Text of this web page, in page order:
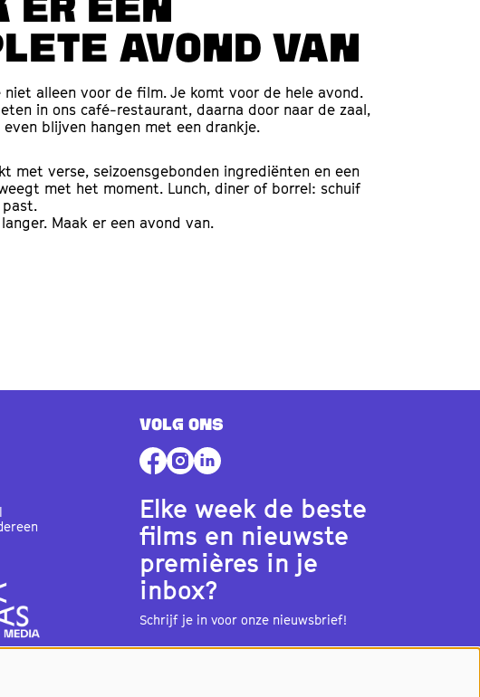
er een
avond van
niet alleen voor de film. Je komt voor de hele avond.
in ons café-restaurant, daarna door naar de zaal,
blijven hangen met een drankje.
met verse, seizoensgebonden ingrediënten en een
met het moment. Lunch, diner of borrel: schuif
past.
Maak er een avond van.
VOLG ONS
Elke week de beste
films en nieuwste
premières in je
inbox?
Schrijf je in voor onze nieuwsbrief!